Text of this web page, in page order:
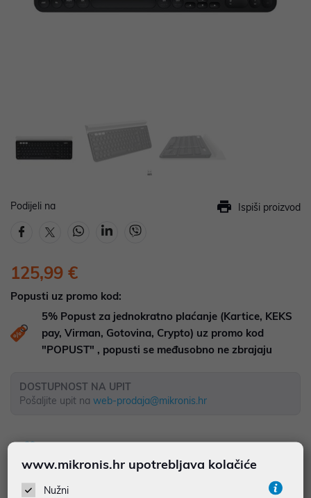
Podijeli na Ispiši proizvod
125,99 €
Popusti uz promo kod:
5% Popust za jednokratno plaćanje (Kartice, KEKS
pay, Virman, Gotovina, Crypto) uz promo kod
"POPUST" , popusti se međusobno ne zbrajaju
DOSTUPNOST NA UPIT
Pošaljite upit na web-prodaja@mikronis.hr
www.mikronis.hr upotrebljava kolačiće
Nužni